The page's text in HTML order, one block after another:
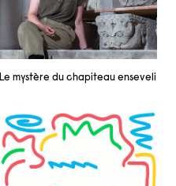
Le mystère du chapiteau enseveli